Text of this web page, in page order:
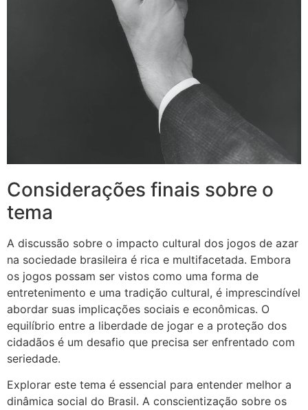
Considerações finais sobre o
tema
A discussão sobre o impacto cultural dos jogos de azar
na sociedade brasileira é rica e multifacetada. Embora
os jogos possam ser vistos como uma forma de
entretenimento e uma tradição cultural, é imprescindível
abordar suas implicações sociais e econômicas. O
equilíbrio entre a liberdade de jogar e a proteção dos
cidadãos é um desafio que precisa ser enfrentado com
seriedade.
Explorar este tema é essencial para entender melhor a
dinâmica social do Brasil. A conscientização sobre os